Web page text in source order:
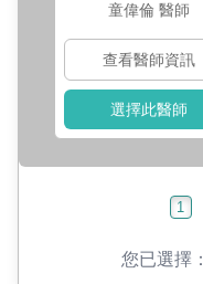
童偉倫 醫師
查看醫師資訊
選擇此醫師
1
您已選擇：